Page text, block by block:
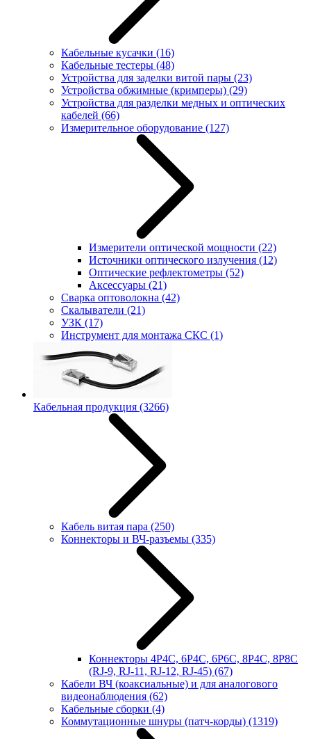
Кабельные кусачки (16)
Кабельные тестеры (48)
Устройства для заделки витой пары (23)
Устройства обжимные (кримперы) (29)
Устройства для разделки медных и оптических
кабелей (66)
Измерительное оборудование (127)
Измерители оптической мощности (22)
Источники оптического излучения (12)
Оптические рефлектометры (52)
Аксессуары (21)
Сварка оптоволокна (42)
Скалыватели (21)
УЗК (17)
Инструмент для монтажа СКС (1)
Кабельная продукция (3266)
Кабель витая пара (250)
Коннекторы и ВЧ-разъемы (335)
Коннекторы 4P4C, 6P4C, 6P6C, 8P4C, 8P8C
(RJ-9, RJ-11, RJ-12, RJ-45) (67)
Кабели ВЧ (коаксиальные) и для аналогового
видеонаблюдения (62)
Кабельные сборки (4)
Коммутационные шнуры (патч-корды) (1319)